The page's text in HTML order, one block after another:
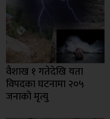
वैशाख १ गतेदेखि यता
विपदका घटनामा २०५
जनाको मृत्यु